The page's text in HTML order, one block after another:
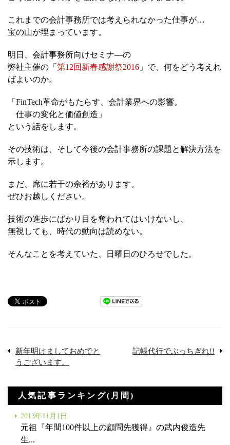
これまでの会計事務所では考えられなかった仕事が…
宝の山が埋まっています。
明日、会計事務所向けセミナ―の
弊社主催の「 第12回新春感謝祭2016 」で、何をどう考えれ
ばよいのか。
「FinTech革命がもたらす、会計業界への影響。
仕事の変化と価値創造」
という話をします。
その技術は、そして今後の会計事務所の課題と解決方法を
示します。
まだ、席に若干の余裕があります。
ぜひお越しください。
技術の進歩にばかり目を奪われてはいけないし、
無視しても、時代の動向は読めない。
そんなことを考えていた、日曜日のひろせでした。
新年明けましておめでと
うございます。
記帳代行でぶっちぎれ!!
人気記事ランキング(月間)
2013年11月1日
元祖『年間100件以上の顧問先獲得』の武内俊造先
生...